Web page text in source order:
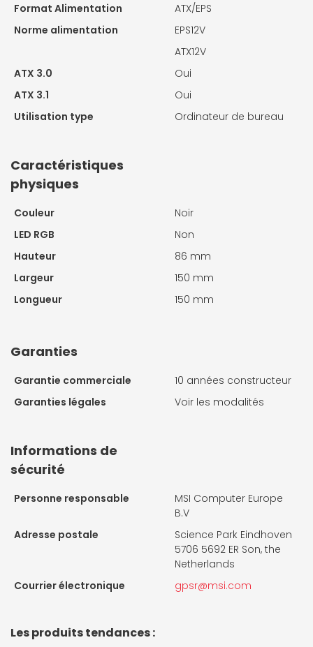
Format Alimentation
ATX/EPS
Norme alimentation
EPS12V
ATX12V
ATX 3.0
Oui
ATX 3.1
Oui
Utilisation type
Ordinateur de bureau
Caractéristiques
physiques
Couleur
Noir
LED RGB
Non
Hauteur
86 mm
Largeur
150 mm
Longueur
150 mm
Garanties
Garantie commerciale
10 années constructeur
Garanties légales
Voir les modalités
Informations de
sécurité
Personne responsable
MSI Computer Europe
B.V
Adresse postale
Science Park Eindhoven
5706 5692 ER Son, the
Netherlands
Courrier électronique
gpsr@msi.com
Les produits tendances :